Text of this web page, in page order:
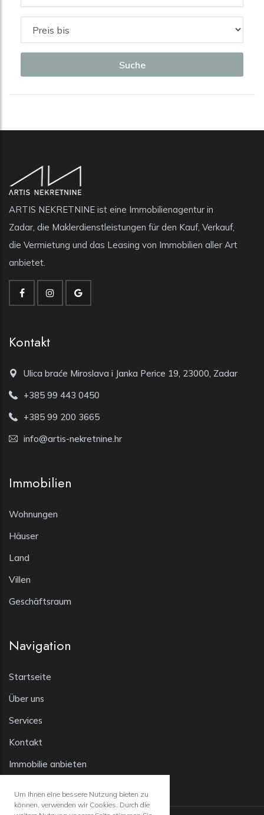
Um Ihnen eine bessere Nutzung bieten zu
können, verwenden wir Cookies. Durch die
Suche
ARTIS NEKRETNINE ist eine Immobilienagentur in
Zadar, die Maklerdienstleistungen für den Kauf, Verkauf,
die Vermietung und das Leasing von Immobilien aller Art
anbietet.
Kontakt
Ulica braće Miroslava i Janka Perice 19, 23000, Zadar
+385 99 443 0450
+385 99 200 3665
info@artis-nekretnine.hr
Immobilien
Wohnungen
Häuser
Land
Villen
Geschäftsraum
Navigation
Startseite
Über uns
Services
Kontakt
Immobilie anbieten